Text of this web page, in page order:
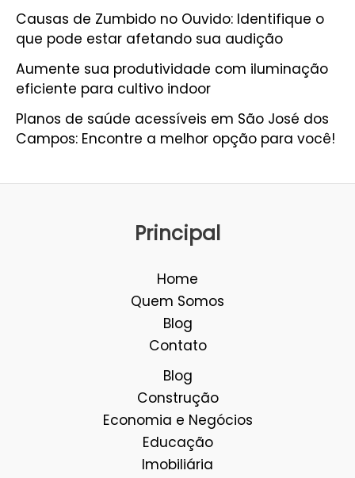
Causas de Zumbido no Ouvido: Identifique o
que pode estar afetando sua audição
Aumente sua produtividade com iluminação
eficiente para cultivo indoor
Planos de saúde acessíveis em São José dos
Campos: Encontre a melhor opção para você!
Principal
Home
Quem Somos
Blog
Contato
Blog
Construção
Economia e Negócios
Educação
Imobiliária